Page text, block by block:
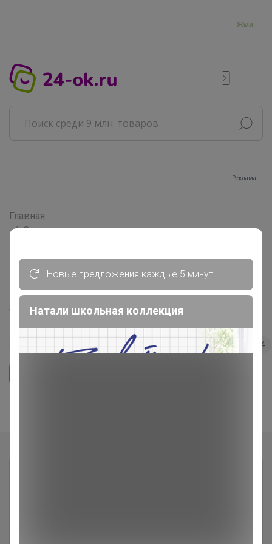
Жми
Реклама
Главная
Совместные покупки
Продукты
"Сыры, сливки по сказочной цене!"
Холодильник
32 5.0 35.7K 36.3K 3.7K 4
Новые предложения каждые 5 минут
Натали школьная коллекция